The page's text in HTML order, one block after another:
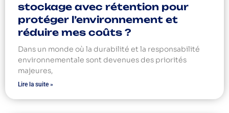
stockage avec rétention pour
protéger l’environnement et
réduire mes coûts ?
Dans un monde où la durabilité et la responsabilité
environnementale sont devenues des priorités
majeures,
Lire la suite »